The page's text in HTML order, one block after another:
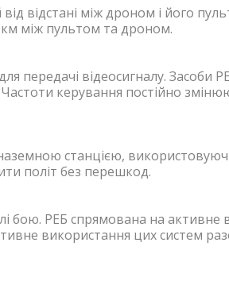
відстані між дроном і його
між пультом та дроном.
передачі відеосигналу. Засоби
керування постійно
станцією,
політ без перешкод.
бою. РЕБ спрямована на активне
використання цих систем